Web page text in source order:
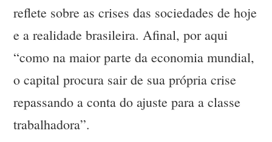
reflete sobre as crises das sociedades de hoje
e a realidade brasileira. Afinal, por aqui
“como na maior parte da economia mundial,
o capital procura sair de sua própria crise
repassando a conta do ajuste para a classe
trabalhadora”.